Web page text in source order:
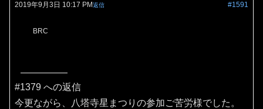
2019年9月3日 10:17 PM #1591
返信
BRC
#1379 への返信
今更ながら、八塔寺星まつりの参加ご苦労様でした。